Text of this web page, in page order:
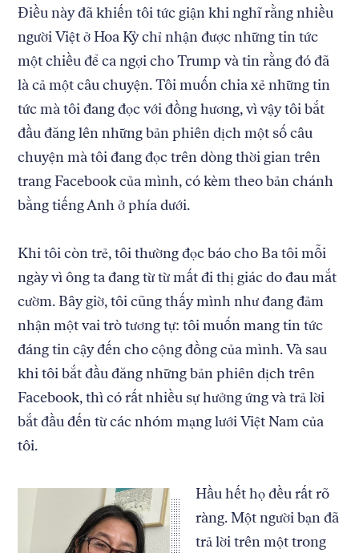
Điều này đã khiến tôi tức giận khi nghĩ rằng nhiều
người Việt ở Hoa Kỳ chỉ nhận được những tin tức
một chiều để ca ngợi cho Trump và tin rằng đó đã
là cả một câu chuyện. Tôi muốn chia xẻ những tin
tức mà tôi đang đọc với đồng hương, vì vậy tôi bắt
đầu đăng lên những bản phiên dịch một số câu
chuyện mà tôi đang đọc trên dòng thời gian trên
trang Facebook của mình, có kèm theo bản chánh
bằng tiếng Anh ở phía dưới.
Khi tôi còn trẻ, tôi thường đọc báo cho Ba tôi mỗi
ngày vì ông ta đang từ từ mất đi thị giác do đau mắt
cườm. Bây giờ, tôi cũng thấy mình như đang đảm
nhận một vai trò tương tự: tôi muốn mang tin tức
đáng tin cậy đến cho cộng đồng của mình. Và sau
khi tôi bắt đầu đăng những bản phiên dịch trên
Facebook, thì có rất nhiều sự hưởng ứng và trả lời
bắt đầu đến từ các nhóm mạng lưới Việt Nam của
tôi.
Hầu hết họ đều rất rõ
ràng. Một người bạn đã
trả lời trên một trong